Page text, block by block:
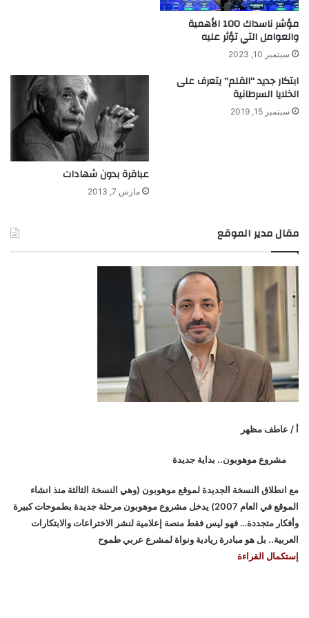
مؤشر ناسداك 100 الأهمية
والعوامل التي تؤثر عليه
سبتمبر 10, 2023
ابتكار جديد “القلم” يتعرف على
الخلايا السرطانية
سبتمبر 15, 2019
عباقرة بدون شهادات
مارس 7, 2013
مقال مدير الموقع
أ / عاطف مظهر
مشروع موهوبون.. بداية جديدة
مع انطلاق النسخة الجديدة لموقع موهوبون (وهي النسخة الثالثة منذ انشاء
الموقع في العام 2007) يدخل مشروع موهوبون مرحلة جديدة بطموحات كبيرة
وأفكار متجددة… فهو ليس فقط منصة إعلامية لنشر الاختراعات والابتكارات
العربية.. بل هو مبادرة ريادية ونواة لمشرع عربي طموح
إستكمال القراءة